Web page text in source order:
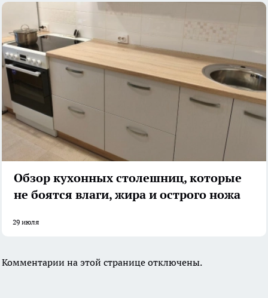
Обзор кухонных столешниц, которые
не боятся влаги, жира и острого ножа
29 июля
Комментарии на этой странице отключены.